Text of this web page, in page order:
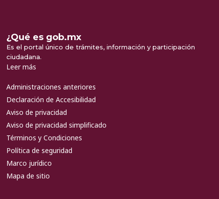
¿Qué es gob.mx
Es el portal único de trámites, información y participación
ciudadana.
Leer más
Administraciones anteriores
Declaración de Accesibilidad
Aviso de privacidad
Aviso de privacidad simplificado
Términos y Condiciones
Política de seguridad
Marco jurídico
Mapa de sitio